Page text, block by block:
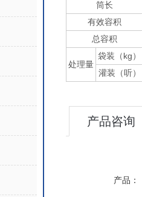
筒长
有效容积
总容积
处理量
袋装（ kg ）
灌装（听）
产品咨询
产品：